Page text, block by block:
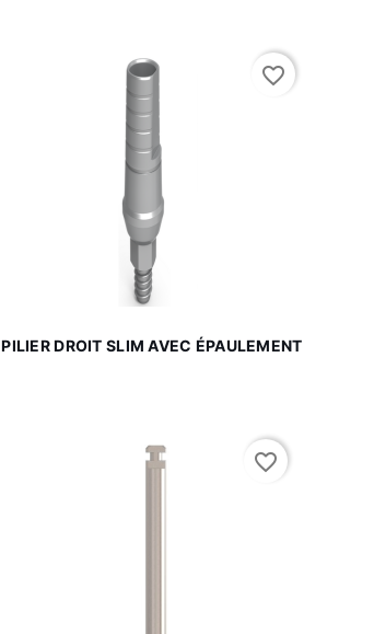
 Aperçu rapide
PILIER DROIT SLIM AVEC ÉPAULEMENT
favorite_border
favorite_border